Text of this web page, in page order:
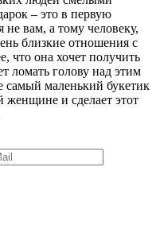
– это в первую
не вам, а тому человеку,
близкие отношения с
что она хочет получить
ломать голову над этим
самый маленький букетик
женщине и сделает этот